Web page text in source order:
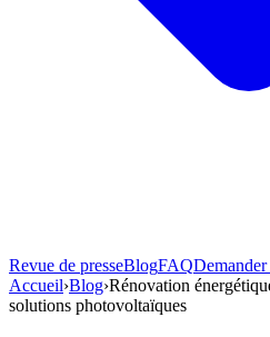
Revue de presseBlogFAQ
SolutionsAtouts
Produits
Accueil›Blog›Rénovation
solutions photovoltaïques